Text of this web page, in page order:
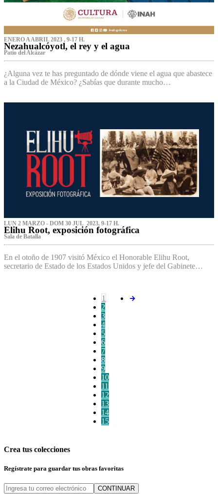
ENERO A ABRIL 2023 , 9-17 H.
Nezahualcóyotl, el rey y el agua
Patio del Alcázar
¿Alguna vez te has preguntado de dónde viene el agua que abastece
a la Ciudad de México? ¿Sabías que durante mucho…
LUN 2 MARZO - DOM 30 JUL 2023, 9-17 H.
Elihu Root, exposición fotográfica
Sala de Batalla
En el otoño de 1907 visitó México el Honorable Elihu Root,
secretario de Estado de los Estados Unidos y jefe del Gabinete…
1
2
3
4
5
6
7
8
9
10
11
12
13
14
15
Crea tus colecciones
Regístrate para guardar tus obras favoritas
CONTINUAR